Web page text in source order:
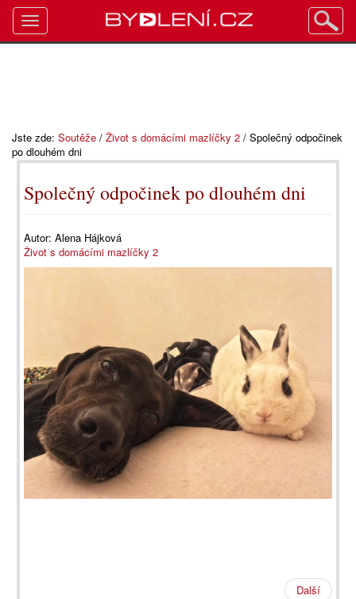
Jste zde: Soutěže / Život s domácími mazlíčky 2 / Společný odpočinek
po dlouhém dni
Společný odpočinek po dlouhém dni
Autor: Alena Hájková
Život s domácími mazlíčky 2
Další
Toggle
navigation